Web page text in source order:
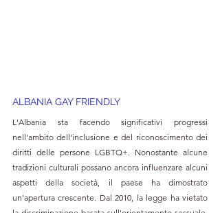
ALBANIA GAY FRIENDLY
L'Albania sta facendo significativi progressi
nell'ambito dell'inclusione e del riconoscimento dei
diritti delle persone LGBTQ+. Nonostante alcune
tradizioni culturali possano ancora influenzare alcuni
aspetti della società, il paese ha dimostrato
un'apertura crescente. Dal 2010, la legge ha vietato